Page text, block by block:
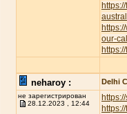
our-
neharoy : Delhi
не зарегистрирован
28.12.2023 , 12:44